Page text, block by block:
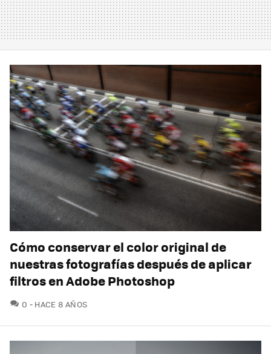
Cómo conservar el color original de
nuestras fotografías después de aplicar
filtros en Adobe Photoshop
0 COMENTARIOS
HACE 8 AÑOS